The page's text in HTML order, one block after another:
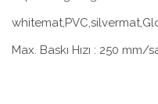
Max. Baskı Hızı : 250 mm/